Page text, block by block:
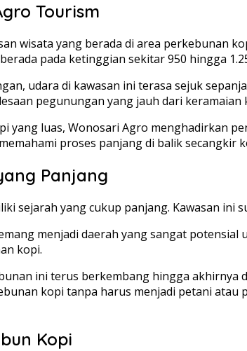
Tourism
wisata yang berada di area perkebunan
pada ketinggian sekitar 950 hingga
udara di kawasan ini terasa sejuk
pegunungan yang jauh dari keramaian
yang luas, Wonosari Agro menghadirkan
proses panjang di balik secangkir
Panjang
sejarah yang cukup panjang. Kawasan
menjadi daerah yang sangat
kopi.
ini terus berkembang hingga akhirnya
kopi tanpa harus menjadi petani atau
Kopi